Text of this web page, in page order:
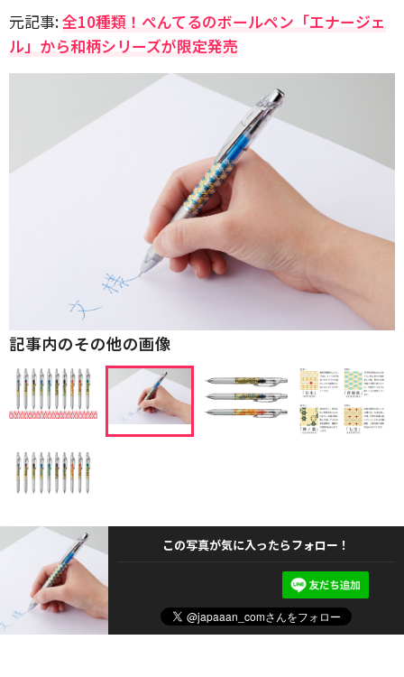
元記事:全10種類！ぺんてるのボールペン「エナージェ
ル」から和柄シリーズが限定発売
記事内のその他の画像
この写真が気に入ったらフォロー！